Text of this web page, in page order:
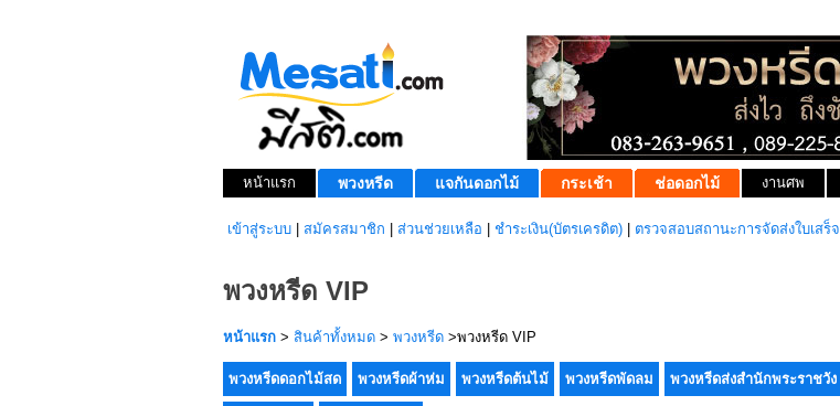
หน้าแรก พวงหรีด แจกันดอกไม้ กระเช้า ช่อดอกไม้ งานศพ
เข้าสู่ระบบ สมัครสมาชิก ส่วนช่วยเหลือ ชำระเงิน(บัตรเครดิต) ตรวจสอบสถานะการจัดส่งใบเสร็จ
พวงหรีด VIP
หน้าแรก > สินค้าทั้งหมด > พวงหรีด >พวงหรีด VIP
พวงหรีดดอกไม้สด พวงหรีดผ้าห่ม พวงหรีดต้นไม้ พวงหรีดพัดลม พวงหรีดส่งสำนักพระราชวัง